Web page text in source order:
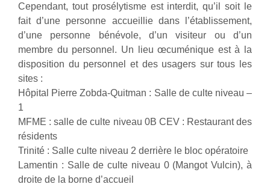
Cependant, tout prosélytisme est interdit, qu’il soit le
fait d’une personne accueillie dans l’établissement,
d’une personne bénévole, d’un visiteur ou d’un
membre du personnel. Un lieu œcuménique est à la
disposition du personnel et des usagers sur tous les
sites :
Hôpital Pierre Zobda-Quitman : Salle de culte niveau –
1
MFME : salle de culte niveau 0B CEV : Restaurant des
résidents
Trinité : Salle culte niveau 2 derrière le bloc opératoire
Lamentin : Salle de culte niveau 0 (Mangot Vulcin), à
droite de la borne d’accueil